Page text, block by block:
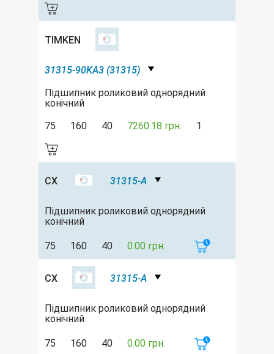
TIMKEN
31315-90KA3 (31315)
Підшипник роликовий однорядний
конічний
75
160 40 7260.18 грн. 1
CX 31315-A
Підшипник роликовий однорядний
конічний
75 160 40 0.00 грн.
CX 31315-A
Підшипник роликовий однорядний
конічний
75 160 40 0.00 грн.